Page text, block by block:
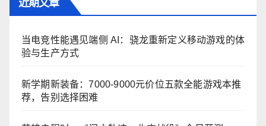
近期文章
当电竞性能遇见端侧 AI：骁龙重新定义移动游戏的体
验与生产方式
新学期新装备：7000-9000元价位五款全能游戏本推
荐，告别选择困难